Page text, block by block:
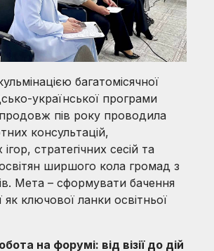
багатомісячної
української програми
пів року проводила
консультацій,
стратегічних сесій та
ширшого кола громад з
Мета – сформувати бачення
як ключової ланки освітньої
на форумі: від візії до дій